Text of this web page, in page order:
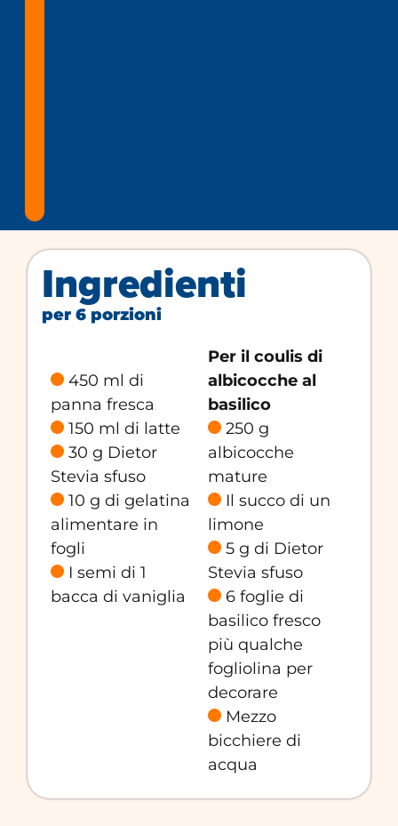
Ingredienti
per 6 porzioni
450 ml di
panna fresca
150 ml di latte
30 g Dietor
Stevia sfuso
10 g di gelatina
alimentare in
fogli
I semi di 1
bacca di vaniglia
Per il coulis di
albicocche al
basilico
250 g
albicocche
mature
Il succo di un
limone
5 g di Dietor
Stevia sfuso
6 foglie di
basilico fresco
più qualche
fogliolina per
decorare
Mezzo
bicchiere di
acqua